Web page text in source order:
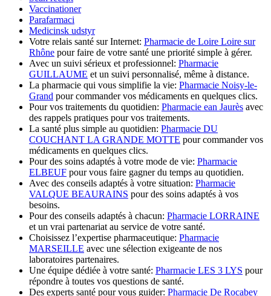
Vaccinationer
Parafarmaci
Medicinsk udstyr
Votre relais santé sur Internet: Pharmacie de Loire Loire sur
Rhône pour faire de votre santé une priorité simple à gérer.
Avec un suivi sérieux et professionnel: Pharmacie
GUILLAUME et un suivi personnalisé, même à distance.
La pharmacie qui vous simplifie la vie: Pharmacie Noisy-le-
Grand pour commander vos médicaments en quelques clics.
Pour vos traitements du quotidien: Pharmacie ean Jaurès avec
des rappels pratiques pour vos traitements.
La santé plus simple au quotidien: Pharmacie DU
COUCHANT LA GRANDE MOTTE pour commander vos
médicaments en quelques clics.
Pour des soins adaptés à votre mode de vie: Pharmacie
ELBEUF pour vous faire gagner du temps au quotidien.
Avec des conseils adaptés à votre situation: Pharmacie
VALQUE BEAURAINS pour des soins adaptés à vos
besoins.
Pour des conseils adaptés à chacun: Pharmacie LORRAINE
et un vrai partenariat au service de votre santé.
Choisissez l’expertise pharmaceutique: Pharmacie
MARSEILLE avec une sélection exigeante de nos
laboratoires partenaires.
Une équipe dédiée à votre santé: Pharmacie LES 3 LYS pour
répondre à toutes vos questions de santé.
Des experts santé pour vous guider: Pharmacie De Rocabey